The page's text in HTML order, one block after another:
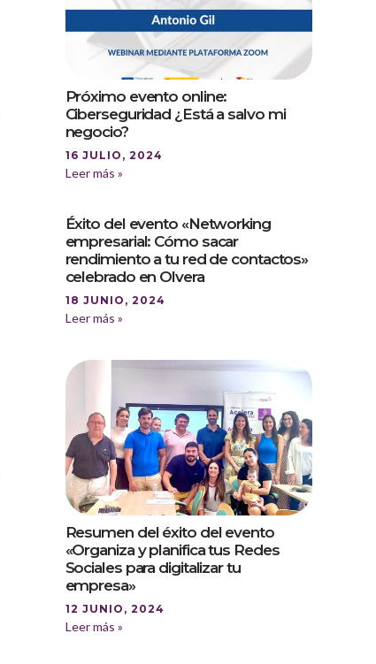
Próximo evento online:
Ciberseguridad ¿Está a salvo mi
negocio?
16 JULIO, 2024
Leer más »
Éxito del evento «Networking
empresarial: Cómo sacar
rendimiento a tu red de contactos»
celebrado en Olvera
18 JUNIO, 2024
Leer más »
Resumen del éxito del evento
«Organiza y planifica tus Redes
Sociales para digitalizar tu
empresa»
12 JUNIO, 2024
Leer más »